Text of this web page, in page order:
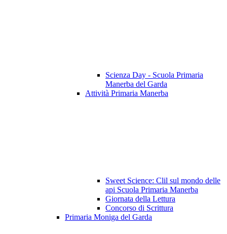
Scienza Day - Scuola Primaria
Manerba del Garda
Attività Primaria Manerba
Sweet Science: Clil sul mondo delle
api Scuola Primaria Manerba
Giornata della Lettura
Concorso di Scrittura
Primaria Moniga del Garda